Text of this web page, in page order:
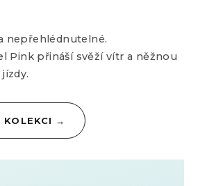
nepřehlédnutelné.
Pink přináší svěží vítr a něžnou
→